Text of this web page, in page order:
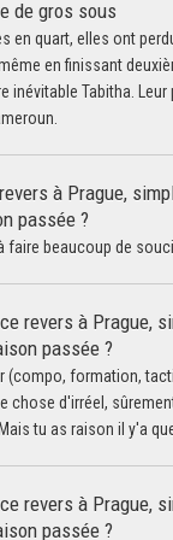
de gros sous
en quart, elles ont
en finissant
inévitable Tabitha. Leur
à Prague,
passée ?
faire beaucoup de
revers à Prague,
passée ?
(compo, formation,
chose d'irréel,
tu as raison il y'a
revers à Prague,
passée ?